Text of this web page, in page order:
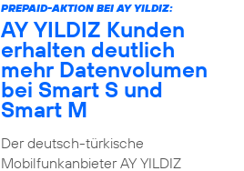
PREPAID-AKTION BEI AY YILDIZ:
AY YILDIZ Kunden
erhalten deutlich
mehr Datenvolumen
bei Smart S und
Smart M
Der deutsch-türkische
Mobilfunkanbieter AY YILDIZ